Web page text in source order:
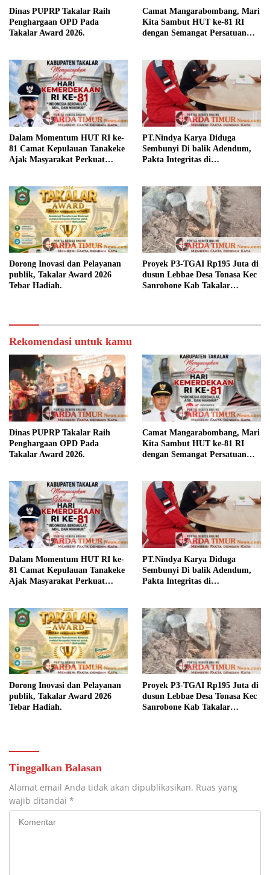
Dinas PUPRP Takalar Raih
Penghargaan OPD Pada
Takalar Award 2026.
Camat Mangarabombang, Mari
Kita Sambut HUT ke-81 RI
dengan Semangat Persatuan
Dalam Momentum HUT RI ke-
81 Camat Kepulauan Tanakeke
Ajak Masyarakat Perkuat
PT.Nindya Karya Diduga
Sembunyi Di balik Adendum,
Pakta Integritas di
Dorong Inovasi dan Pelayanan
publik, Takalar Award 2026
Tebar Hadiah.
Proyek P3-TGAI Rp195 Juta di
dusun Lebbae Desa Tonasa Kec
Sanrobone Kab Takalar
Rekomendasi untuk kamu
Dinas PUPRP Takalar Raih
Penghargaan OPD Pada
Takalar Award 2026.
Camat Mangarabombang, Mari
Kita Sambut HUT ke-81 RI
dengan Semangat Persatuan
Dalam Momentum HUT RI ke-
81 Camat Kepulauan Tanakeke
Ajak Masyarakat Perkuat
PT.Nindya Karya Diduga
Sembunyi Di balik Adendum,
Pakta Integritas di
Dorong Inovasi dan Pelayanan
publik, Takalar Award 2026
Tebar Hadiah.
Proyek P3-TGAI Rp195 Juta di
dusun Lebbae Desa Tonasa Kec
Sanrobone Kab Takalar
Tinggalkan Balasan
Alamat email Anda tidak akan dipublikasikan. Ruas yang
wajib ditandai *